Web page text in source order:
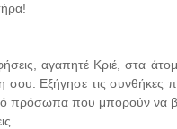
αγαπητέ Κριέ, στα
Εξήγησε τις συνθήκες
πρόσωπα που μπορούν να